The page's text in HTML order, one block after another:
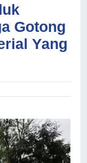
Gotong
Yang